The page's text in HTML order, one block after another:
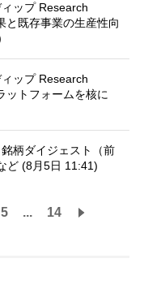
ップ Research
と既存事業の生産性向
ップ Research
ットフォームを核に
柄ダイジェスト（前
ど (8月5日 11:41)
5 ... 14